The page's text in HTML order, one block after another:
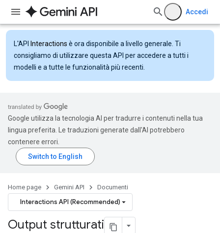
Accedi
L'API Interactions è ora disponibile a livello generale. Ti
consigliamo di utilizzare questa API per accedere a tutti i
modelli e a tutte le funzionalità più recenti.
Google utilizza la tecnologia AI per tradurre i contenuti nella tua
lingua preferita. Le traduzioni generate dall'AI potrebbero
contenere errori.
Home page Gemini API Documenti
Interactions API (Recommended)
Output strutturati